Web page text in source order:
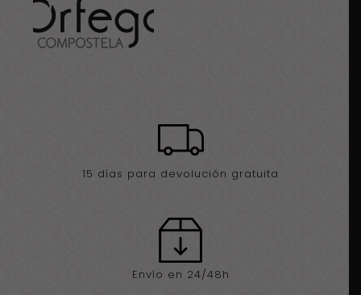
15 días para devolución gratuita
Envío en 24/48h